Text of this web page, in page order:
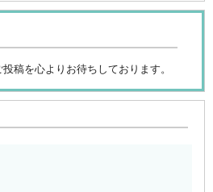
稿を心よりお待ちしております。